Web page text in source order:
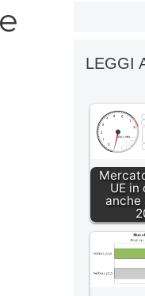
LEGGI
UE
anche